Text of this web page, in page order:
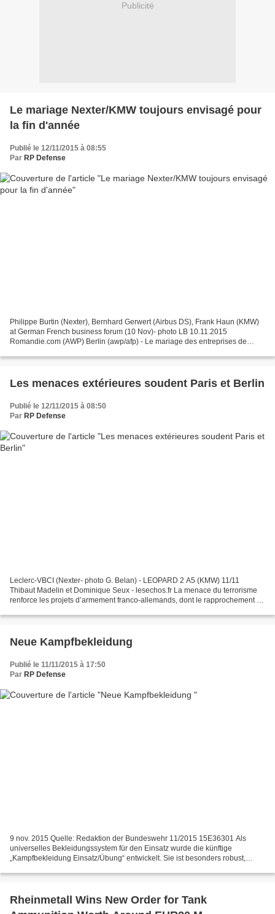
Publicité
Le mariage Nexter/KMW toujours envisagé pour
la fin d'année
Publié le 12/11/2015 à 08:55
Par RP Defense
Philippe Burtin (Nexter), Bernhard Gerwert (Airbus DS), Frank Haun (KMW)
at German French business forum (10 Nov)- photo LB 10.11.2015
Romandie.com (AWP) Berlin (awp/afp) - Le mariage des entreprises de
Les menaces extérieures soudent Paris et Berlin
Publié le 12/11/2015 à 08:50
Par RP Defense
Leclerc-VBCI (Nexter- photo G. Belan) - LEOPARD 2 A5 (KMW) 11/11
Thibaut Madelin et Dominique Seux - lesechos.fr La menace du terrorisme
renforce les projets d’armement franco-allemands, dont le rapprochement de
Neue Kampfbekleidung
Publié le 11/11/2015 à 17:50
Par RP Defense
9 nov. 2015 Quelle: Redaktion der Bundeswehr 11/2015 15E36301 Als
universelles Bekleidungssystem für den Einsatz wurde die künftige
„Kampfbekleidung Einsatz/Übung“ entwickelt. Sie ist besonders robust,
Rheinmetall Wins New Order for Tank